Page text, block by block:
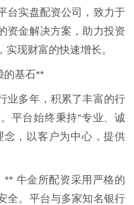
台实盘配资公司，致力于
资金解决方案，助力投资
现财富的快速增长。
的基石**
业多年，积累了丰富的行
平台始终秉持“专业、诚
念，以客户为中心，提供
牛金所配资采用严格的
全。平台与多家知名银行